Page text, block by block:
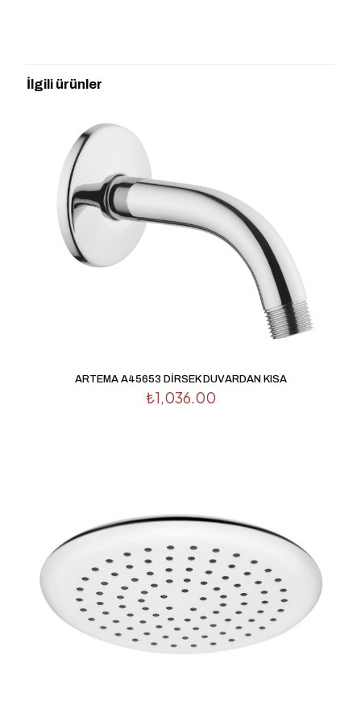
BAŞLIĞI 40CM” için yorum yapan ilk
kişi siz olun
E-posta adresiniz yayınlanmayacak.
işaretlenmişlerdir
Derecelendirmeniz
1/5
yıldız
2/5
3/5
yıldız
4/5
yıldız
İlgili ürünler
ARTEMA A45653 DİRSEK DUVARDAN KISA
₺1,036.00